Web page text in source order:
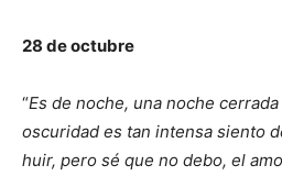
28 de octubre
“Es de noche, una noche
oscuridad es tan intensa siento
huir, pero sé que no debo, el